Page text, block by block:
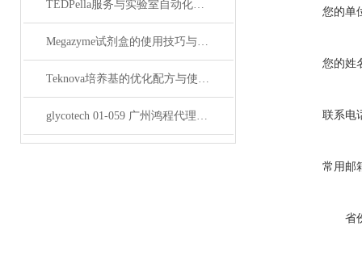
TEDPella服务与实验室自动化设备的整合
Megazyme试剂盒的使用技巧与实验优化方法
Teknova培养基的优化配方与使用技巧
glycotech 01-059 广州鸿程代理：开启糖生物学研究新征程
您的单
您的姓
联系电
常用邮
省